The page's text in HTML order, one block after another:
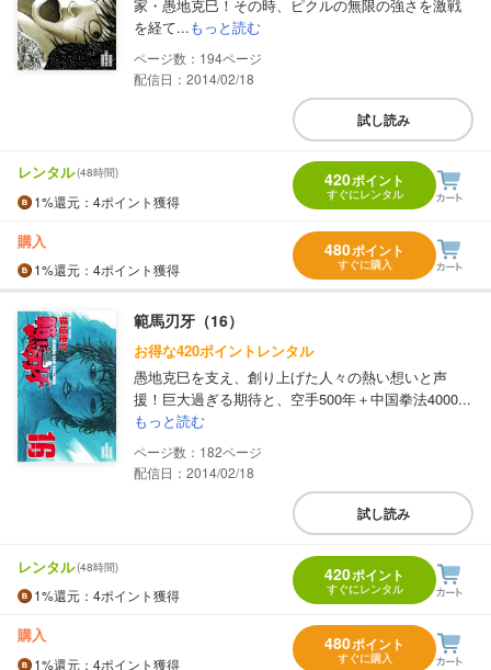
家・愚地克巳！その時、ピクルの無限の強さを激戦
を経て...もっと読む
194
配信日：2014/02/18
試し読み
レンタル(48時間)
1%還元 ：4ポイント獲得
420ポイント
すぐにレンタル
購入
1%還元 ：4ポイント獲得
480ポイント
すぐに購入
範馬刃牙（16）
お得な420ポイントレンタル
愚地克巳を支え、創り上げた人々の熱い想いと声
援！巨大過ぎる期待と、空手500年＋中国拳法4000...
もっと読む
182
配信日：2014/02/18
試し読み
レンタル(48時間)
1%還元 ：4ポイント獲得
420ポイント
すぐにレンタル
購入
1%還元 ：4ポイント獲得
480ポイント
すぐに購入